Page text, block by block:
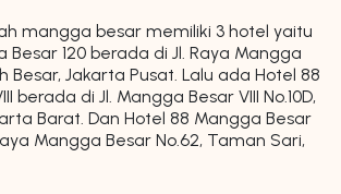
mangga besar memiliki 3 hotel yaitu
Besar 120 berada di Jl. Raya Mangga
Besar, Jakarta Pusat. Lalu ada Hotel 88
berada di Jl. Mangga Besar VIII No.10D,
Barat. Dan Hotel 88 Mangga Besar
Mangga Besar No.62, Taman Sari,